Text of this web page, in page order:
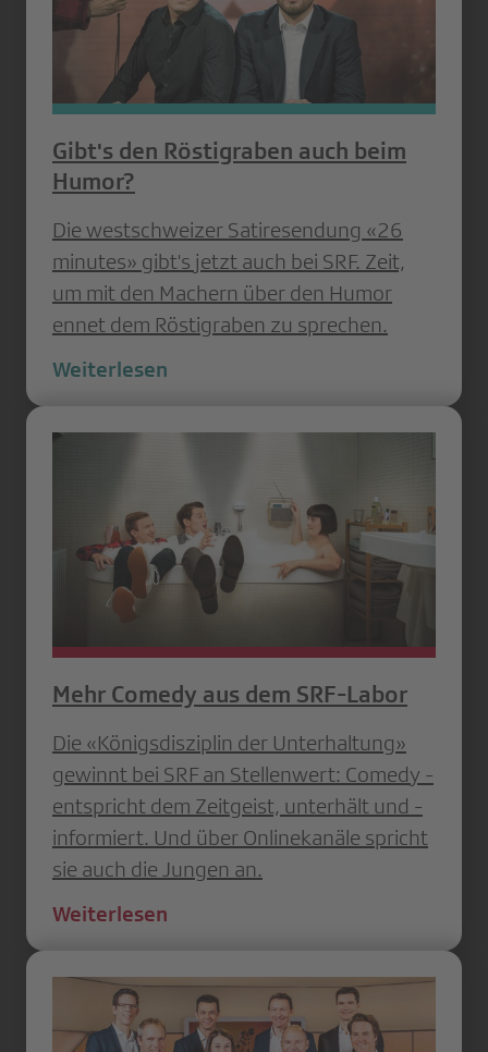
Gibt's den Röstigraben auch beim
Humor?
Die westschweizer Satiresendung «26
minutes» gibt's jetzt auch bei SRF. Zeit,
um mit den Machern über den Humor
ennet dem Röstigraben zu sprechen.
Weiterlesen
Mehr Comedy aus dem SRF-Labor
Die «Königsdisziplin der Unter­haltung»
gewinnt bei SRF an ­Stellenwert: Comedy ­
entspricht dem ­Zeitgeist, unterhält und ­
informiert. Und über ­Onlinekanäle spricht
sie auch die Jungen an.
Weiterlesen